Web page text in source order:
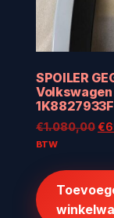
SPOILER
1K8827933F
€1.080,00€
BTW